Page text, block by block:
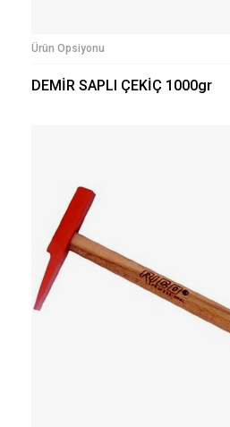
Ürün Opsiyonu
DEMİR SAPLI ÇEKİÇ 1000gr